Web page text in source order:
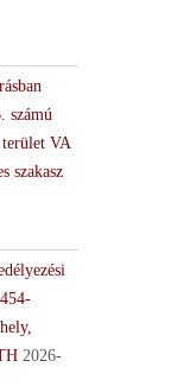
számú
VA
szakasz
2026-